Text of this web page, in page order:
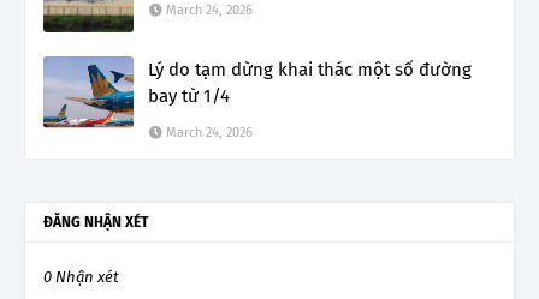
March 24, 2026
Lý do tạm dừng khai thác một số đường
bay từ 1/4
March 24, 2026
ĐĂNG NHẬN XÉT
0 Nhận xét